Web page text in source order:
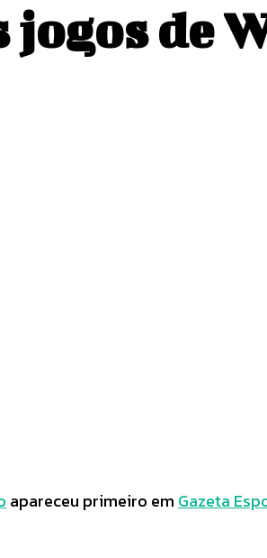
jogos de
apareceu primeiro em Gazeta